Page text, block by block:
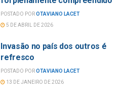
POSTADO POROTAVIANO LACET
5 DE ABRIL DE 2026
Invasão no país dos outros é
refresco
POSTADO POROTAVIANO LACET
13 DE JANEIRO DE 2026